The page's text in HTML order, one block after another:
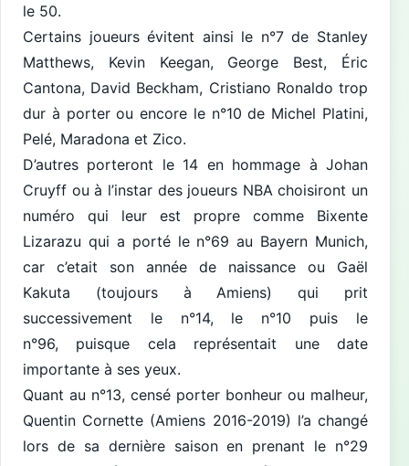
le 50.
Certains joueurs évitent ainsi le n°7 de Stanley
Matthews, Kevin Keegan, George Best, Éric
Cantona, David Beckham, Cristiano Ronaldo trop
dur à porter ou encore le n°10 de Michel Platini,
Pelé, Maradona et Zico.
D’autres porteront le 14 en hommage à Johan
Cruyff ou à l’instar des joueurs NBA choisiront un
numéro qui leur est propre comme Bixente
Lizarazu qui a porté le n°69 au Bayern Munich,
car c’etait son année de naissance ou Gaël
Kakuta (toujours à Amiens) qui prit
successivement le n°14, le n°10 puis le
n°96, puisque cela représentait une date
importante à ses yeux.
Quant au n°13, censé porter bonheur ou malheur,
Quentin Cornette (Amiens 2016-2019) l’a changé
lors de sa dernière saison en prenant le n°29